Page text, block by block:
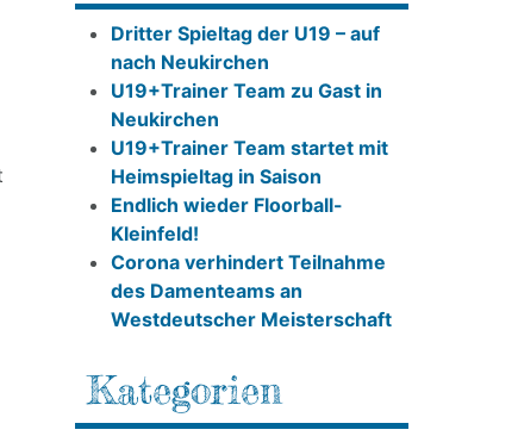
Dritter Spieltag der U19 – auf
nach Neukirchen
U19+Trainer Team zu Gast in
Neukirchen
U19+Trainer Team startet mit
Heimspieltag in Saison
Endlich wieder Floorball-
Kleinfeld!
Corona verhindert Teilnahme
des Damenteams an
Westdeutscher Meisterschaft
Kategorien